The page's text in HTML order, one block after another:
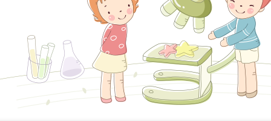
「櫻桃小丸子原作
展」
檢送桃園市政府LED
字稿及LCD託播影（
轉知國立臺灣師範大
「115學年度身心障
知能研習」
檢送桃園市政府LED
字稿
函轉國立臺灣師範大